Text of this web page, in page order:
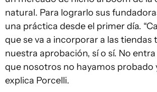
natural. Para lograrlo sus
una práctica desde el primer día.
que se va a incorporar a las tiendas
nuestra aprobación, sí o sí. No
que nosotros no hayamos probado
explica Porcelli.